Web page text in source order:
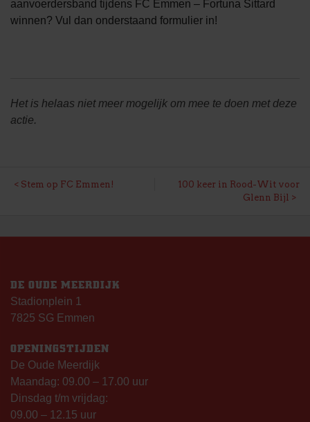
aanvoerdersband tijdens FC Emmen – Fortuna Sittard
winnen? Vul dan onderstaand formulier in!
Het is helaas niet meer mogelijk om mee te doen met deze
actie.
BERICHT
Stem op FC Emmen!
100 keer in Rood-Wit voor
Glenn Bijl
DE OUDE MEERDIJK
Stadionplein 1
7825 SG Emmen
OPENINGSTIJDEN
De Oude Meerdijk
Maandag: 09.00 – 17.00 uur
Dinsdag t/m vrijdag:
09.00 – 12.15 uur